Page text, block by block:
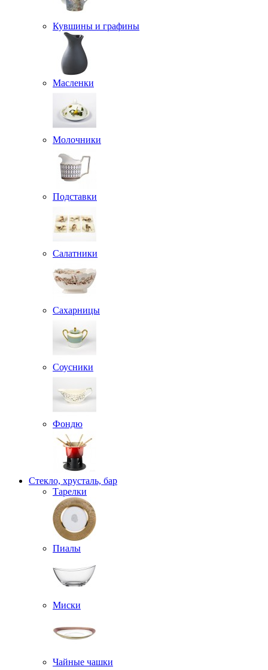
Кувшины и графины
Масленки
Молочники
Подставки
Салатники
Сахарницы
Соусники
Фондю
Стекло, хрусталь, бар
Тарелки
Пиалы
Миски
Чайные чашки